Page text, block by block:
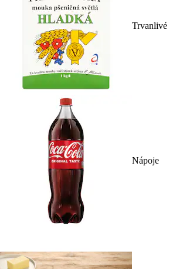
Trvanlivé
Nápoje